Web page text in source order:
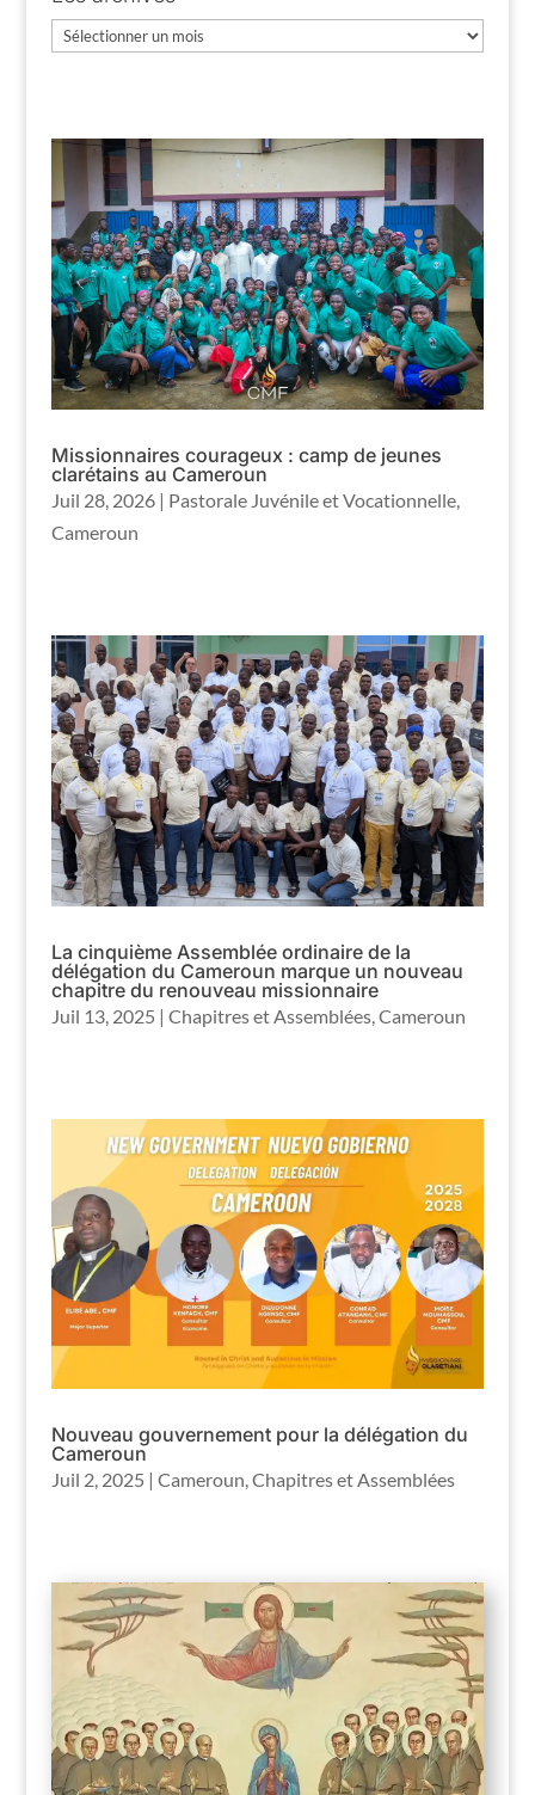
Les
Missionnaires courageux : camp de jeunes
clarétains au Cameroun
Juil 28, 2026| Pastorale Juvénile et Vocationnelle,
Cameroun
La cinquième Assemblée ordinaire de la
délégation du Cameroun marque un nouveau
chapitre du renouveau missionnaire
Juil 13, 2025 | Chapitres et Assemblées, Cameroun
Nouveau gouvernement pour la délégation du
Cameroun
Juil 2, 2025 | Cameroun,Chapitres et Assemblées